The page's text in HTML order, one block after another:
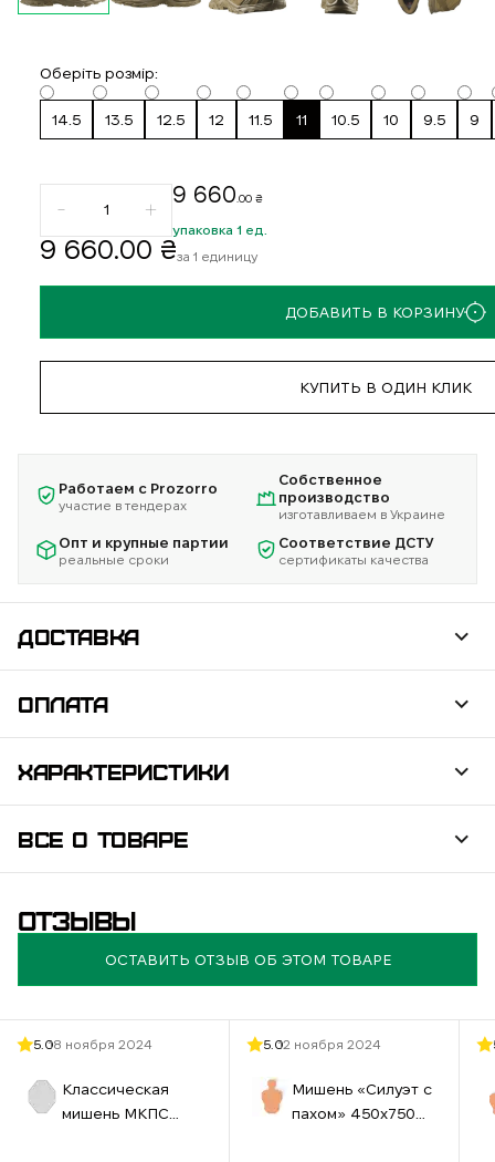
Работаем с Prozorro
участие в тендерах
Собственное
производство
изготавливаем в Украине
Опт и крупные партии
реальные сроки
Соответствие ДСТУ
сертификаты качества
ДОСТАВКА
ОПЛАТА
ХАРАКТЕРИСТИКИ
ВСЕ О ТОВАРЕ
Оберіть розмір:
14.5 13.5 12.5 12 11.5 11 10.5 10 9.5 9
9 660 .00 ₴
упаковка 1 ед.
9 660.00 ₴за 1 единицу
ДОБАВИТЬ В КОРЗИНУ
КУПИТЬ В ОДИН КЛИК
ОТЗЫВЫ
ОСТАВИТЬ ОТЗЫВ ОБ ЭТОМ ТОВАРЕ
5.018 ноября 2024
Классическая
мишень МКПС
5.012 ноября 2024
Мишень «Силуэт с
пахом» 450х750